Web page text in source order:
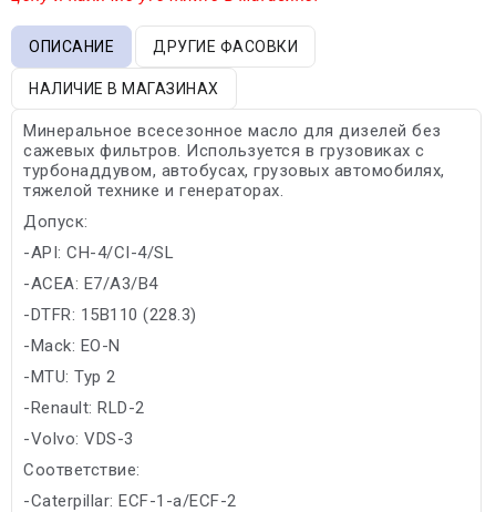
ОПИСАНИЕ ДРУГИЕ ФАСОВКИ
НАЛИЧИЕ В МАГАЗИНАХ
Минеральное всесезонное масло для дизелей без
сажевых фильтров. Используется в грузовиках с
турбонаддувом, автобусах, грузовых автомобилях,
тяжелой технике и генераторах.
Допуск:
-API: CH-4/CI-4/SL
-ACEA: E7/A3/B4
-DTFR: 15B110 (228.3)
-Mack: EO-N
-MTU: Typ 2
-Renault: RLD-2
-Volvo: VDS-3
Соответствие:
-Caterpillar: ECF-1-a/ECF-2